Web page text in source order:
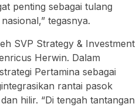
penting sebagai tulang
tegasnya.
SVP Strategy & Investment
Herwin. Dalam
Pertamina sebagai
rantai pasok
hilir. “Di tengah tantangan